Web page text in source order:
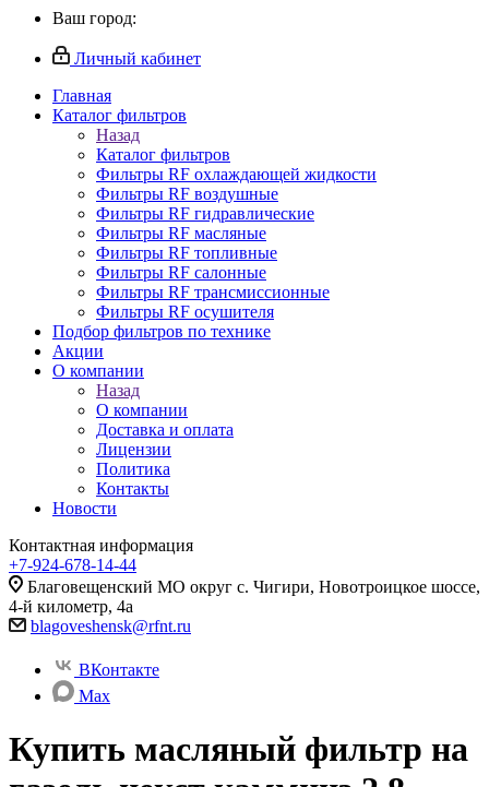
Ваш город:
Личный кабинет
Главная
Каталог фильтров
Назад
Каталог фильтров
Фильтры RF охлаждающей жидкости
Фильтры RF воздушные
Фильтры RF гидравлические
Фильтры RF масляные
Фильтры RF топливные
Фильтры RF салонные
Фильтры RF трансмиссионные
Фильтры RF осушителя
Подбор фильтров по технике
Акции
О компании
Назад
О компании
Доставка и оплата
Лицензии
Политика
Контакты
Новости
Контактная информация
+7-924-678-14-44‬
Благовещенский МО округ с. Чигири, Новотроицкое шоссе,
4-й километр, 4а
blagoveshensk@rfnt.ru
ВКонтакте
Max
Купить масляный фильтр на